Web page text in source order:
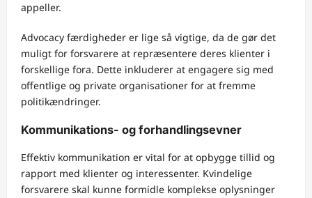
appeller.
Advocacy færdigheder er lige så vigtige, da de gør det
muligt for forsvarere at repræsentere deres klienter i
forskellige fora. Dette inkluderer at engagere sig med
offentlige og private organisationer for at fremme
politikændringer.
Kommunikations- og forhandlingsevner
Effektiv kommunikation er vital for at opbygge tillid og
rapport med klienter og interessenter. Kvindelige
forsvarere skal kunne formidle komplekse oplysninger